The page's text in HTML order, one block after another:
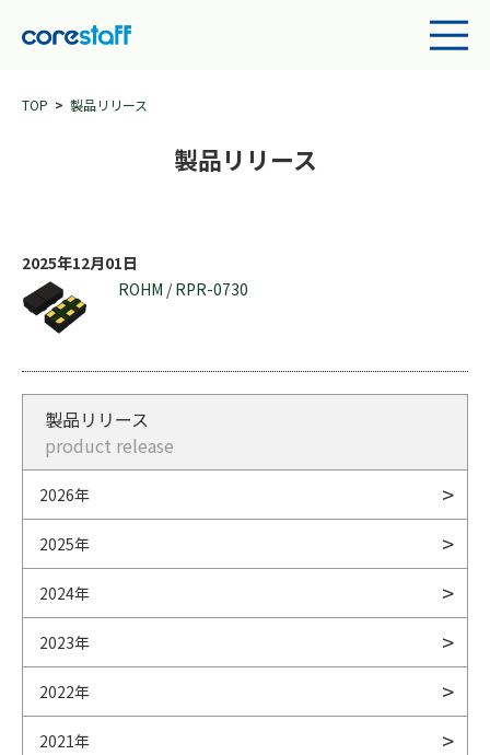
TOP 製品リリース
製品リリース
2025年12月01日
ROHM / RPR-0730
製品リリース
product release
2026年
2025年
2024年
2023年
2022年
2021年